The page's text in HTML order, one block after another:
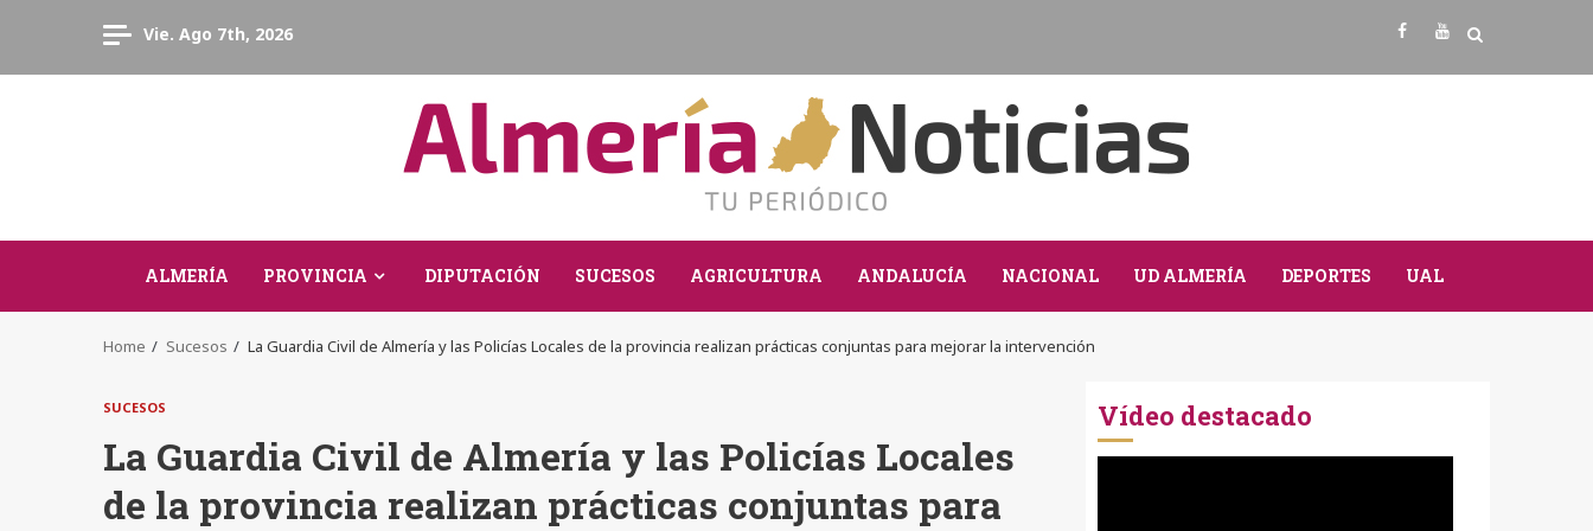
Vie. Ago 7th, 2026 Facebook
Youtube
ALMERÍA PROVINCIA DIPUTACIÓN SUCESOS AGRICULTURA ANDALUCÍA NACIONAL UD ALMERÍA DEPORTES UAL
Home Sucesos La Guardia Civil de Almería y las Policías Locales de la provincia realizan prácticas conjuntas para mejorar la intervención
SUCESOS
La Guardia Civil de Almería y las Policías Locales
de la provincia realizan prácticas conjuntas para
Vídeo destacado